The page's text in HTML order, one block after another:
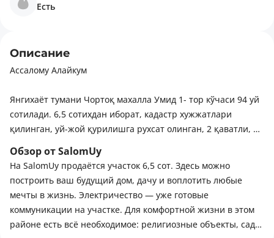
Есть
Описание
Ассалому Алайкум
Янгихаёт тумани Чортоқ махалла Умид 1- тор кўчаси 94 уй
сотилади. 6,5 сотихдан иборат, кадастр хужжатлари
қилинган, уй-жой қурилишга рухсат олинган, 2 қаватли, 8
га подвал қилиниб устига плита ўрнатилган.
Ер участкаси “Г” шаклида бўлиб икки томонлама кўчадан
иборат, бир томон фасади 15м, иккинчи томон фасади 16м,
уй проекти ярмига қилинган, кейинчалик қолган ярмига
яна уй қурса бўлади.
Обзор от SalomUy
На SalomUy продаётся участок 6,5 сот. Здесь можно
построить ваш будущий дом, дачу и воплотить любые
мечты в жизнь. Электричество — уже готовые
коммуникации на участке. Для комфортной жизни в этом
районе есть всё необходимое: религиозные объекты, сады,